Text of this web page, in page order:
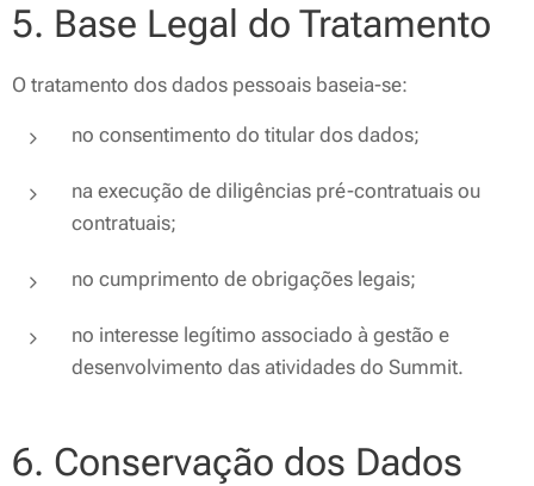
5. Base Legal do Tratamento
O tratamento dos dados pessoais baseia-se:
no consentimento do titular dos dados;
na execução de diligências pré-contratuais ou
contratuais;
no cumprimento de obrigações legais;
no interesse legítimo associado à gestão e
desenvolvimento das atividades do Summit.
6. Conservação dos Dados